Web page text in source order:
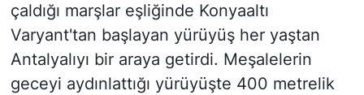
çaldığı marşlar eşliğinde Konyaaltı
Varyant'tan başlayan yürüyüş her yaştan
Antalyalıyı bir araya getirdi. Meşalelerin
geceyi aydınlattığı yürüyüşte 400 metrelik